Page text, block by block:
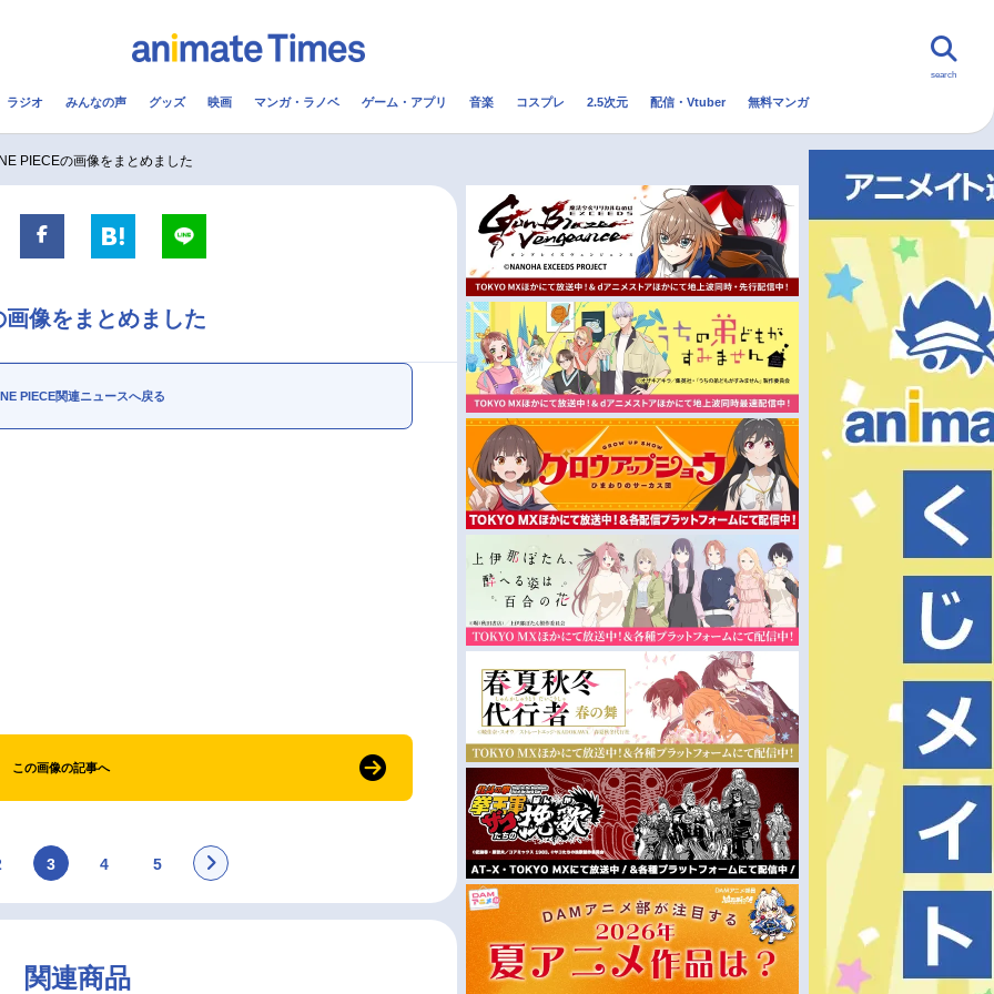
配信・Vtuber トレンド 無料マンガ
実写化映画一覧
男性声優/女性声優一覧
今期アニメ曜日別一覧
夏アニメ
秋アニメ
冬アニメ
search
ラジオ みんなの声 グッズ 映画 マンガ・ラノベ ゲーム・アプリ 音楽 コスプレ 2.5次元 配信・Vtuber 無料マンガ
PIECEの画像をまとめました
像をまとめました
PIECE関連ニュースへ戻る
この画像の記事へ
3 4 5
関連商品